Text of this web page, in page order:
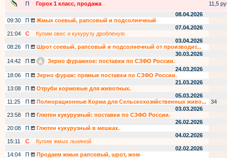
П Горох 1 класс, продажа
11,5
08.04.2026
09:30
П
Жмых соевый, рапсовый и подсолнечный
07.04.2026
21:04
С
Купим овес и кукурузу дробленую
03.04.2026
08:26
П
Шрот соевый, рапсовый и подсолнечный от производит...
30.03.2026
14:42
П
Зерно фуражное: поставки по СЗФО России.
24.03.2026
18:06
П
Зерно фураж: прямые поставки по СЗФО России.
21.03.2026
13:08
П
Отруби кормовые для животных.
05.03.2026
11:25
П Полнорационные Корма для Сельскохозяйственных живо...
34
03.03.2026
23:58
П
Глютен кукурузный: поставки по СЗФО России.
26.02.2026
20:08
П
Глютен кукурузный в мешках.
04.02.2026
15:11
С
Купим жмых льняной
02.02.2026
14:04
П
Продаем жмых рапсовый, шрот, жом